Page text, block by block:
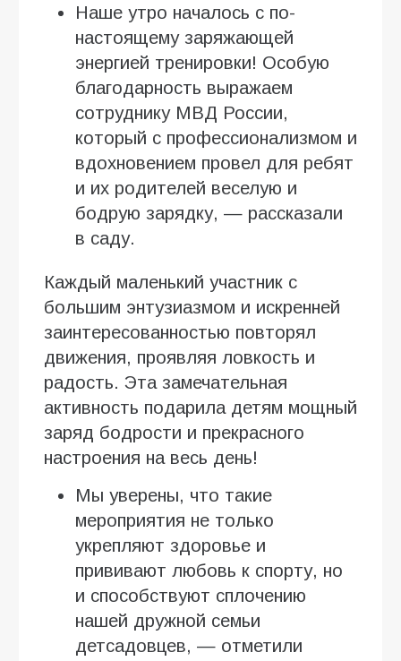
Наше утро началось с по-
настоящему заряжающей
энергией тренировки! Особую
благодарность выражаем
сотруднику МВД России,
который с профессионализмом и
вдохновением провел для ребят
и их родителей веселую и
бодрую зарядку, — рассказали
в саду.
Каждый маленький участник с
большим энтузиазмом и искренней
заинтересованностью повторял
движения, проявляя ловкость и
радость. Эта замечательная
активность подарила детям мощный
заряд бодрости и прекрасного
настроения на весь день!
Мы уверены, что такие
мероприятия не только
укрепляют здоровье и
прививают любовь к спорту, но
и способствуют сплочению
нашей дружной семьи
детсадовцев, — отметили